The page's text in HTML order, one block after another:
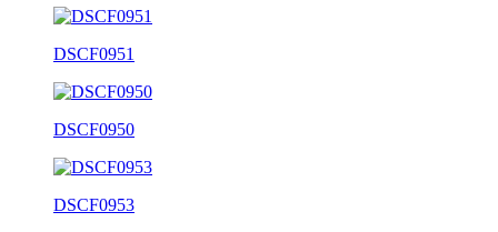
DSCF0951
DSCF0950
DSCF0953